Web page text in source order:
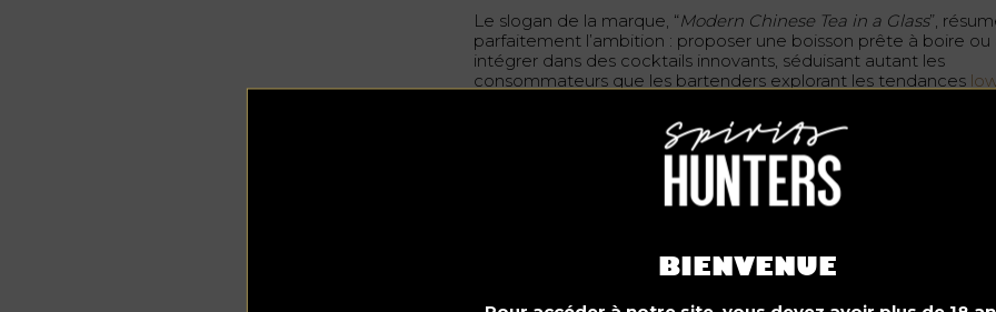
BIENVENUE
Le slogan de la marque, “Modern Chinese Tea in a Glass”,
parfaitement l’ambition : proposer une boisson prête à boire ou
intégrer dans des cocktails innovants, séduisant autant les
consommateurs que les bartenders explorant les tendances
Plongée dans le Sanxun Chinese
Cocktail Competition
toute la Chine pendant laSanxun Chinese Cocktail Competition
cocktails inédits à base de Tea Wine